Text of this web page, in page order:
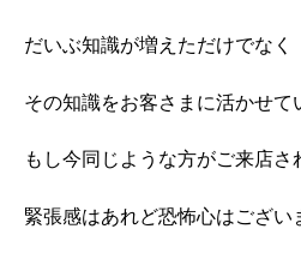
だいぶ知識が増えただけでなく
その知識をお客さまに活かせて
もし今同じような方がご来店さ
緊張感はあれど恐怖心はござい